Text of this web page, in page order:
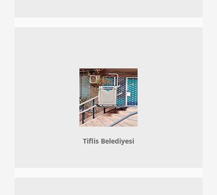
Tiflis Belediyesi